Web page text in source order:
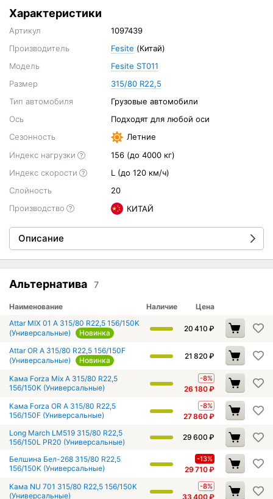
Характеристики
Артикул
1097439
Производитель
Fesite (Китай)
Модель
Fesite ST011
Размер
315/80 R22,5
Тип автомобиля
Грузовые автомобили
Ось
Подходят для любой оси
Сезонность
Летние
Индекс нагрузки
156 (до 4000 кг)
Индекс скорости
L (до 120 км/ч)
Слойность
20
Производство
КИТАЙ
Описание
Альтернатива 7
Наименование Наличие
Цена
Attar MIX 01 A 315/80 R22,5 156/150K
(Универсальные)
Новинка 20 410 ₽
Attar OR A 315/80 R22,5 156/150F
(Универсальные)
Новинка 21 820 ₽
Кама Forza Mix A 315/80 R22,5
156/150K (Универсальные)
-8%
26 180₽
Кама Forza OR A 315/80 R22,5
156/150F (Универсальные)
-8%
27 860₽
Long March LM519 315/80 R22,5
156/150L PR20 (Универсальные)
29 600 ₽
Белшина Бел-268 315/80 R22,5
156/150K (Универсальные)
-13%
29 710₽
Кама NU 701 315/80 R22,5 156/150K
(Универсальные)
-8%
33 400₽